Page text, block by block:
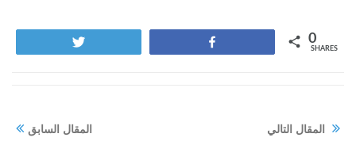
0
SHARES
المقال السابق المقال التالي